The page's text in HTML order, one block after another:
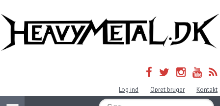
Log ind Opret bruger Kontakt